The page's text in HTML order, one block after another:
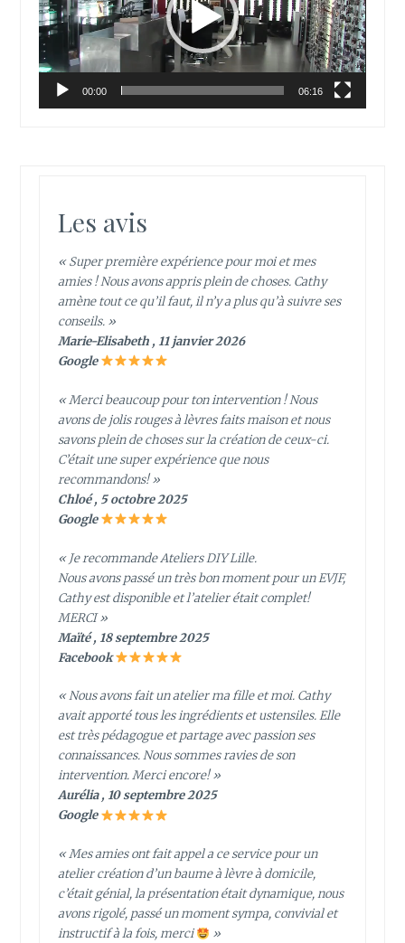
00:00 06:16
Les avis
« Super première expérience pour moi et mes
amies ! Nous avons appris plein de choses. Cathy
amène tout ce qu’il faut, il n’y a plus qu’à suivre ses
conseils. »
Marie-Elisabeth , 11 janvier 2026
Google
« Merci beaucoup pour ton intervention ! Nous
avons de jolis rouges à lèvres faits maison et nous
savons plein de choses sur la création de ceux-ci.
C’était une super expérience que nous
recommandons! »
Chloé , 5 octobre 2025
Google
« Je recommande Ateliers DIY Lille.
Nous avons passé un très bon moment pour un EVJF,
Cathy est disponible et l’atelier était complet!
MERCI »
Maïté , 18 septembre 2025
Facebook
« Nous avons fait un atelier ma fille et moi. Cathy
avait apporté tous les ingrédients et ustensiles. Elle
est très pédagogue et partage avec passion ses
connaissances. Nous sommes ravies de son
intervention. Merci encore! »
Aurélia , 10 septembre 2025
Google
« Mes amies ont fait appel a ce service pour un
atelier création d’un baume à lèvre à domicile,
c’était génial, la présentation était dynamique, nous
avons rigolé, passé un moment sympa, convivial et
instructif à la fois, merci
»